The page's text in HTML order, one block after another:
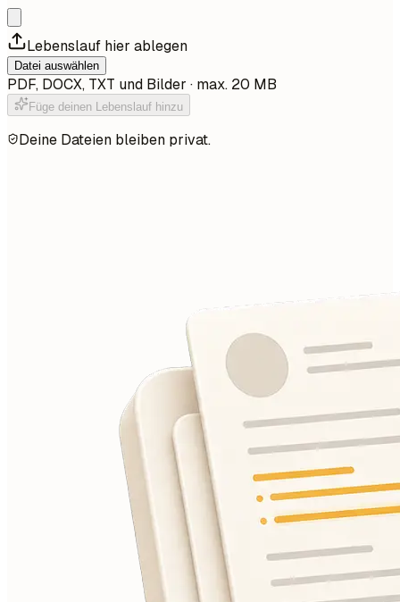
Lebenslauf hier ablegen
Datei auswählen
PDF, DOCX, TXT und Bilder · max. 20 MB
Füge deinen Lebenslauf hinzu
Deine Dateien bleiben privat.